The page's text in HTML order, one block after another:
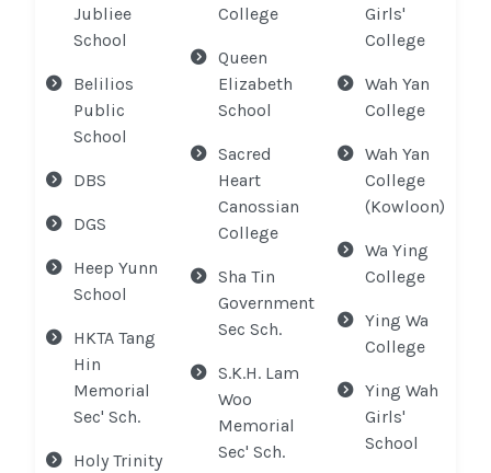
Jubliee
School
Belilios
Public
School
DBS
DGS
Heep Yunn
School
HKTA Tang
Hin
Memorial
Sec' Sch.
Holy Trinity
College
Queen
Elizabeth
School
Sacred
Heart
Canossian
College
Sha Tin
Government
Sec Sch.
S.K.H. Lam
Woo
Memorial
Sec' Sch.
Girls'
College
Wah Yan
College
Wah Yan
College
(Kowloon)
Wa Ying
College
Ying Wa
College
Ying Wah
Girls'
School